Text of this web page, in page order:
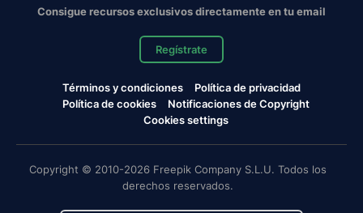
Consigue recursos exclusivos directamente en tu email
Regístrate
Términos y condiciones
Política de privacidad
Política de cookies
Notificaciones de Copyright
Cookies settings
Copyright © 2010-2026 Freepik Company S.L.U. Todos los
derechos reservados.